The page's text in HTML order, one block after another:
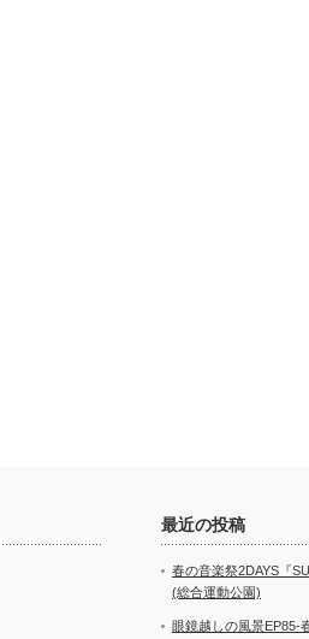
最近の投稿
春の音楽祭2DAYS『
(総合運動公園)
眼鏡越しの風景EP85-